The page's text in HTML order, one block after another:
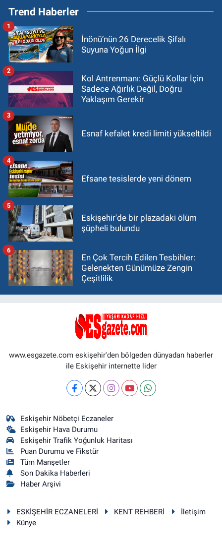
Trend Haberler
İnönü’nün 26 Derecelik Şifalı
Suyuna Yoğun İlgi
1
Kol Antrenmanı: Güçlü Kollar İçin
Sadece Ağırlık Değil, Doğru
Yaklaşım Gerekir
2
Esnaf kefalet kredi limiti yükseltildi
3
Efsane tesislerde yeni dönem
4
Eskişehir'de bir plazadaki ölüm
şüpheli bulundu
5
En Çok Tercih Edilen Tesbihler:
Gelenekten Günümüze Zengin
Çeşitlilik
6
www.esgazete.com eskişehir'den bölgeden dünyadan haberler
ile Eskişehir internette lider
Eskişehir Nöbetçi Eczaneler
Eskişehir Hava Durumu
Eskişehir Trafik Yoğunluk Haritası
Puan Durumu ve Fikstür
Tüm Manşetler
Son Dakika Haberleri
Haber Arşivi
ESKİŞEHİR ECZANELERİ KENT REHBERİ
İletişim
Künye